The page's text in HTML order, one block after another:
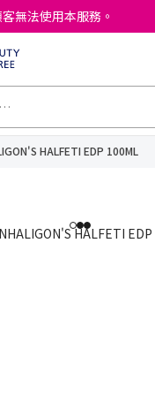
無法使用本服務。
HALFETI EDP 100ML
123